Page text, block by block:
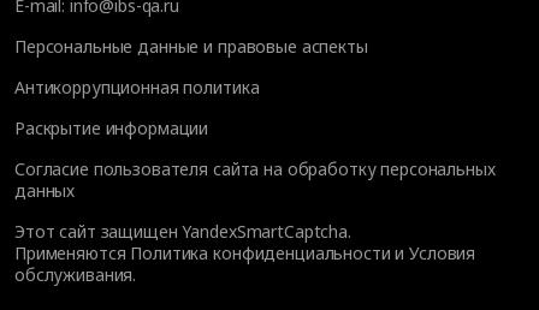
E-mail: info@ibs-qa.ru
Персональные данные и правовые аспекты
Антикоррупционная политика
Раскрытие информации
Согласие пользователя сайта на обработку персональных
данных
Этот сайт защищен YandexSmartCaptcha.
Применяются Политика конфиденциальности иУсловия
обслуживания.